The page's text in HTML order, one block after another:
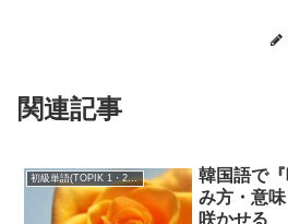
関連記事
初級単語(TOPIK 1・2級)
韓国語で
み方・意
咲かせる